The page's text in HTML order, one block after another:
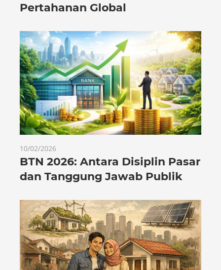
Pertahanan Global
10/02/2026
BTN 2026: Antara Disiplin Pasar
dan Tanggung Jawab Publik